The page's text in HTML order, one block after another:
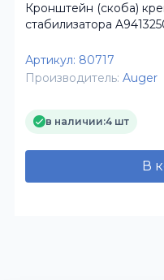
Кронштейн (скоба)
стабилизатора
Артикул: 80717
Производитель: Auger
в наличии:4 шт
В